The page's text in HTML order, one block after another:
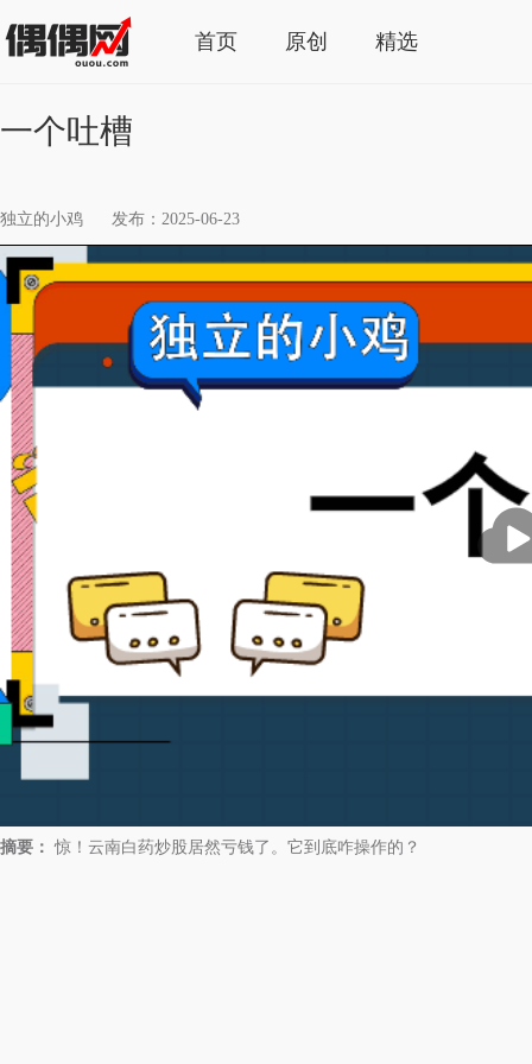
首页 原创 精选
一个吐槽
独立的小鸡 发布：2025-06-23
放
摘要： 惊！云南白药炒股居然亏钱了。它到底咋操作的？